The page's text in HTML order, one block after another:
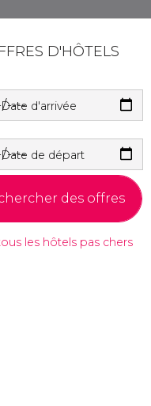
D'HÔTELS
Date d'arrivée
Date de départ
des offres
les hôtels pas chers